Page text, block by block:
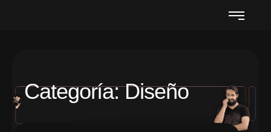
Categoría:Diseño